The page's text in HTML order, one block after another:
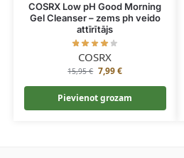
COSRX Low pH Good Morning
Gel Cleanser – zems ph veido
attīrītājs
COSRX
15,95€ 7,99€
Pievienot grozam